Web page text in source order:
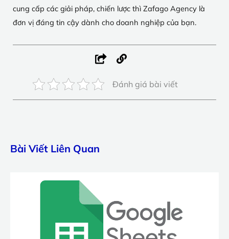
cung cấp các giải pháp, chiến lược thì Zafago Agency là
đơn vị đáng tin cậy dành cho doanh nghiệp của bạn.
Đánh giá bài viết
Bài Viết Liên Quan